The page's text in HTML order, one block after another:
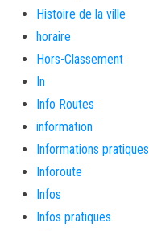
Histoire de la ville
horaire
Hors-Classement
In
Info Routes
information
Informations pratiques
Inforoute
Infos
Infos pratiques